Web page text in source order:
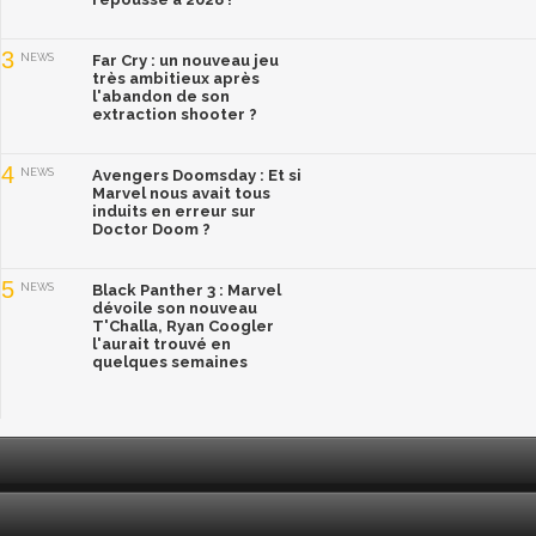
3 NEWS
Far Cry : un nouveau jeu
très ambitieux après
l'abandon de son
extraction shooter ?
4 NEWS
Avengers Doomsday : Et si
Marvel nous avait tous
induits en erreur sur
Doctor Doom ?
5 NEWS
Black Panther 3 : Marvel
dévoile son nouveau
T'Challa, Ryan Coogler
l'aurait trouvé en
quelques semaines